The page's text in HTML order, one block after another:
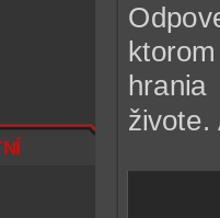
živote.